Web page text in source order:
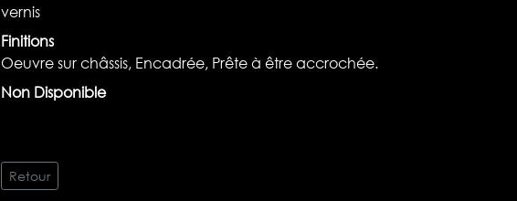
vernis
Finitions
Oeuvre sur châssis, Encadrée, Prête à être accrochée.
Non Disponible
Retour